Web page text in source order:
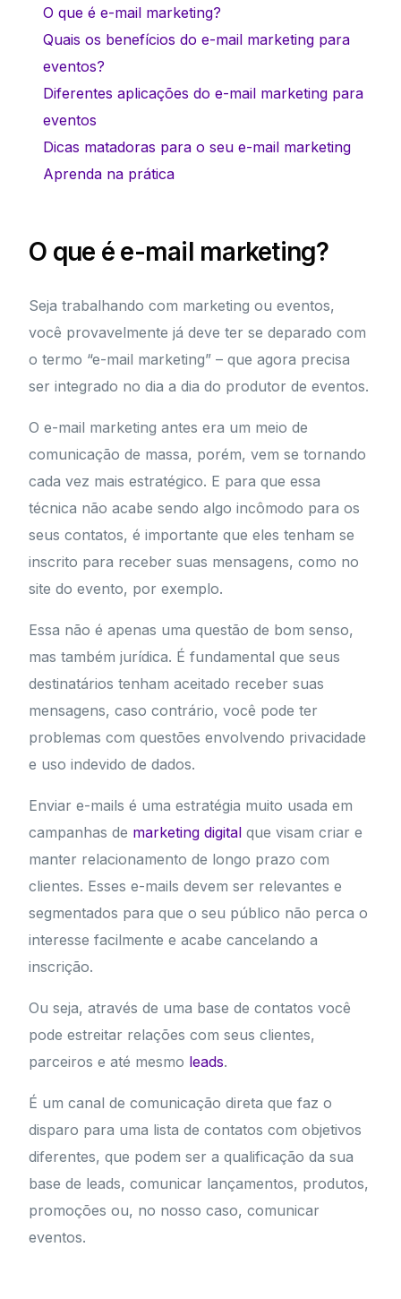
O que é e-mail marketing?
Quais os benefícios do e-mail marketing para
eventos?
Diferentes aplicações do e-mail marketing para
eventos
Dicas matadoras para o seu e-mail marketing
Aprenda na prática
O que é e-mail marketing?
Seja trabalhando com marketing ou eventos,
você provavelmente já deve ter se deparado com
o termo “e-mail marketing” – que agora precisa
ser integrado no dia a dia do produtor de eventos.
O e-mail marketing antes era um meio de
comunicação de massa, porém, vem se tornando
cada vez mais estratégico. E para que essa
técnica não acabe sendo algo incômodo para os
seus contatos, é importante que eles tenham se
inscrito para receber suas mensagens, como no
site do evento, por exemplo.
Essa não é apenas uma questão de bom senso,
mas também jurídica. É fundamental que seus
destinatários tenham aceitado receber suas
mensagens, caso contrário, você pode ter
problemas com questões envolvendo privacidade
e uso indevido de dados.
Enviar e-mails é uma estratégia muito usada em
campanhas de marketing digital que visam criar e
manter relacionamento de longo prazo com
clientes. Esses e-mails devem ser relevantes e
segmentados para que o seu público não perca o
interesse facilmente e acabe cancelando a
inscrição.
Ou seja, através de uma base de contatos você
pode estreitar relações com seus clientes,
parceiros e até mesmo leads.
É um canal de comunicação direta que faz o
disparo para uma lista de contatos com objetivos
diferentes, que podem ser a qualificação da sua
base de leads, comunicar lançamentos, produtos,
promoções ou, no nosso caso, comunicar
eventos.